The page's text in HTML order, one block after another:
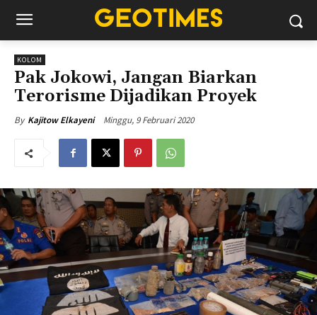
KOLOM
Pak Jokowi, Jangan Biarkan
Terorisme Dijadikan Proyek
By Kajitow Elkayeni Minggu, 9 Februari 2020